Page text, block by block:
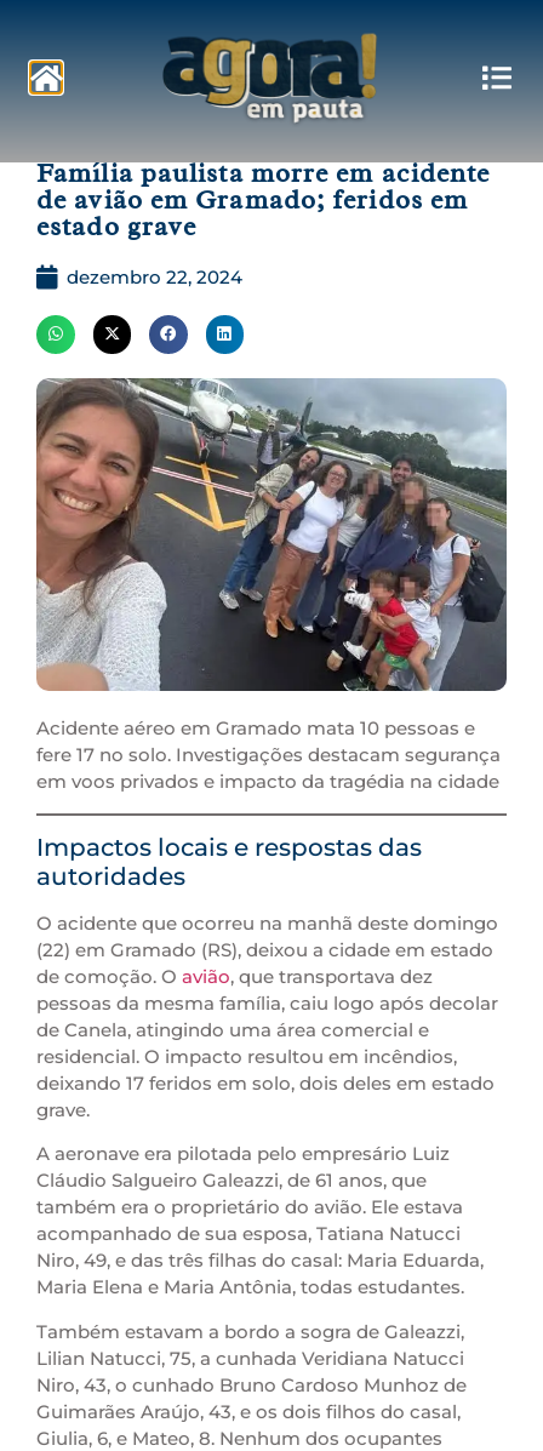
Família paulista morre em acidente
de avião em Gramado; feridos em
estado grave
dezembro 22, 2024
Acidente aéreo em Gramado mata 10 pessoas e
fere 17 no solo. Investigações destacam segurança
em voos privados e impacto da tragédia na cidade
Impactos locais e respostas das
autoridades
O acidente que ocorreu na manhã deste domingo
(22) em Gramado (RS), deixou a cidade em estado
de comoção. O avião, que transportava dez
pessoas da mesma família, caiu logo após decolar
de Canela, atingindo uma área comercial e
residencial. O impacto resultou em incêndios,
deixando 17 feridos em solo, dois deles em estado
grave.
A aeronave era pilotada pelo empresário Luiz
Cláudio Salgueiro Galeazzi, de 61 anos, que
também era o proprietário do avião. Ele estava
acompanhado de sua esposa, Tatiana Natucci
Niro, 49, e das três filhas do casal: Maria Eduarda,
Maria Elena e Maria Antônia, todas estudantes.
Também estavam a bordo a sogra de Galeazzi,
Lilian Natucci, 75, a cunhada Veridiana Natucci
Niro, 43, o cunhado Bruno Cardoso Munhoz de
Guimarães Araújo, 43, e os dois filhos do casal,
Giulia, 6, e Mateo, 8. Nenhum dos ocupantes